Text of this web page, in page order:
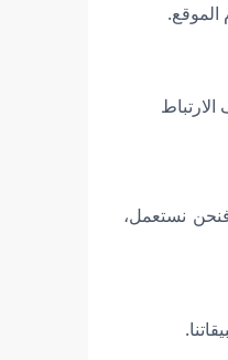
الموقع.
فنحن نستعمل،